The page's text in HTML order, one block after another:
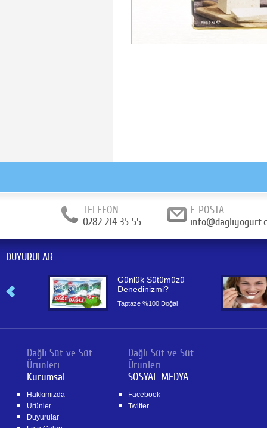
TELEFON
0282 214 35 55
E-POSTA
DUYURULAR
Günlük Sütümüzü
Denedinizmi?
Taptaze %100 Doğal
Dağlı Süt ve Süt
Ürünleri
Kurumsal
Hakkimizda
Ürünler
Duyurular
Dağlı Süt ve Süt
Ürünleri
SOSYAL MEDYA
Facebook
Twitter